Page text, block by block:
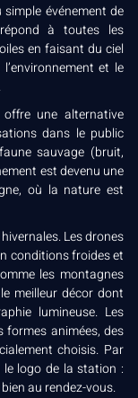
événement de
répond à toutes les
en faisant du ciel
et le
une alternative
dans le public
sauvage (bruit,
est devenu une
où la nature est
Les drones
conditions froides et
les montagnes
meilleur décor dont
lumineuse. Les
formes animées, des
choisis. Par
le logo de la station :
au rendez-vous.